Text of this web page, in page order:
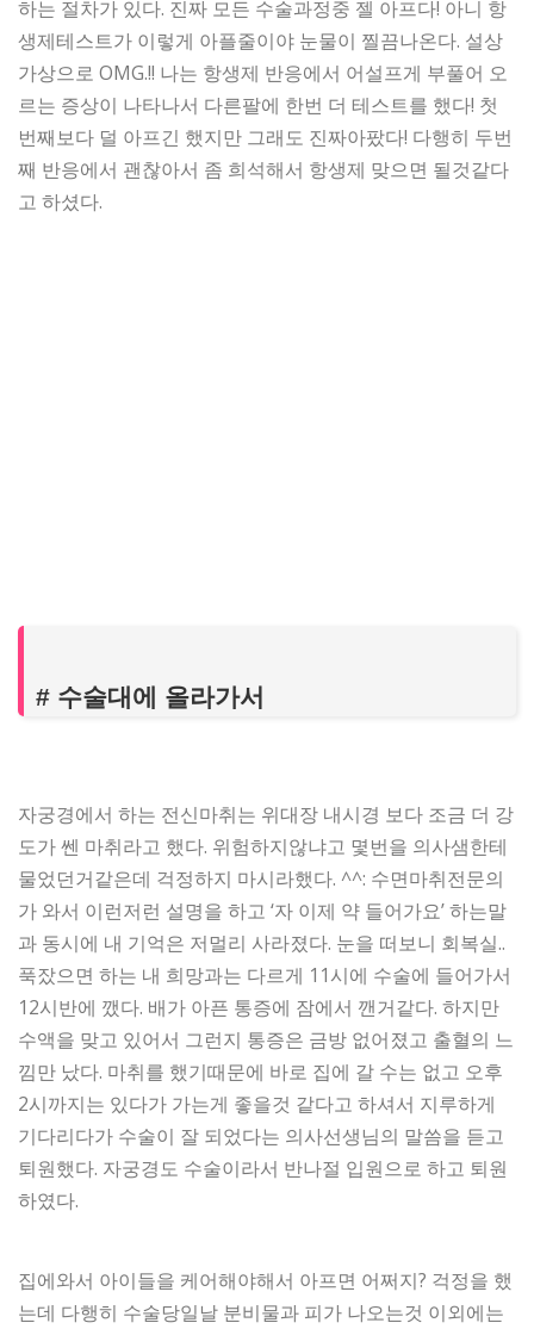
하는 절차가 있다. 진짜 모든 수술과정중 젤 아프다! 아니 항
생제테스트가 이렇게 아플줄이야 눈물이 찔끔나온다. 설상
가상으로 OMG.!! 나는 항생제 반응에서 어설프게 부풀어 오
르는 증상이 나타나서 다른팔에 한번 더 테스트를 했다! 첫
번째보다 덜 아프긴 했지만 그래도 진짜아팠다! 다행히 두번
째 반응에서 괜찮아서 좀 희석해서 항생제 맞으면 될것같다
고 하셨다.
# 수술대에 올라가서
자궁경에서 하는 전신마취는 위대장 내시경 보다 조금 더 강
도가 쎈 마취라고 했다. 위험하지않냐고 몇번을 의사샘한테
물었던거같은데 걱정하지 마시라했다. ^^: 수면마취전문의
가 와서 이런저런 설명을 하고 ‘자 이제 약 들어가요’ 하는말
과 동시에 내 기억은 저멀리 사라졌다. 눈을 떠보니 회복실..
푹잤으면 하는 내 희망과는 다르게 11시에 수술에 들어가서
12시반에 깼다. 배가 아픈 통증에 잠에서 깬거같다. 하지만
수액을 맞고 있어서 그런지 통증은 금방 없어졌고 출혈의 느
낌만 났다. 마취를 했기때문에 바로 집에 갈 수는 없고 오후
2시까지는 있다가 가는게 좋을것 같다고 하셔서 지루하게
기다리다가 수술이 잘 되었다는 의사선생님의 말씀을 듣고
퇴원했다. 자궁경도 수술이라서 반나절 입원으로 하고 퇴원
하였다.
집에와서 아이들을 케어해야해서 아프면 어쩌지? 걱정을 했
는데 다행히 수술당일날 분비물과 피가 나오는것 이외에는